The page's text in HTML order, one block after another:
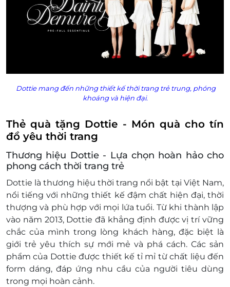
Dottie mang đến những thiết kế thời trang trẻ trung, phóng
khoáng và hiện đại.
Thẻ quà tặng Dottie - Món quà cho tín
đồ yêu thời trang
Thương hiệu Dottie - Lựa chọn hoàn hảo cho
phong cách thời trang trẻ
Dottie là thương hiệu thời trang nổi bật tại Việt Nam,
nổi tiếng với những thiết kế đậm chất hiện đại, thời
thượng và phù hợp với mọi lứa tuổi. Từ khi thành lập
vào năm 2013, Dottie đã khẳng định được vị trí vững
chắc của mình trong lòng khách hàng, đặc biệt là
giới trẻ yêu thích sự mới mẻ và phá cách. Các sản
phẩm của Dottie được thiết kế tỉ mỉ từ chất liệu đến
form dáng, đáp ứng nhu cầu của người tiêu dùng
trong mọi hoàn cảnh.